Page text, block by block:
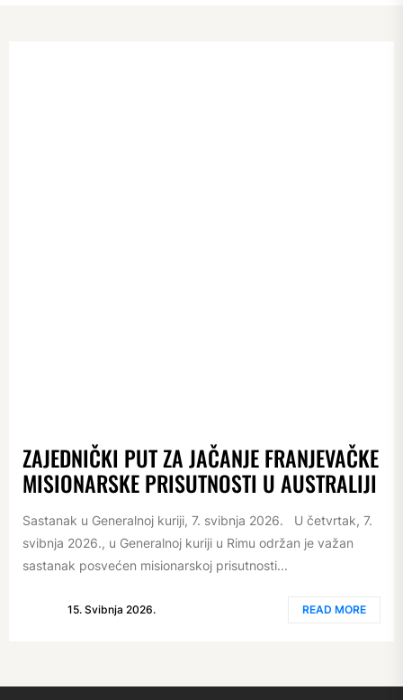
ZAJEDNIČKI PUT ZA JAČANJE FRANJEVAČKE
MISIONARSKE PRISUTNOSTI U AUSTRALIJI
Sastanak u Generalnoj kuriji, 7. svibnja 2026. U četvrtak, 7.
svibnja 2026., u Generalnoj kuriji u Rimu održan je važan
sastanak posvećen misionarskoj prisutnosti...
15. Svibnja 2026. READ MORE